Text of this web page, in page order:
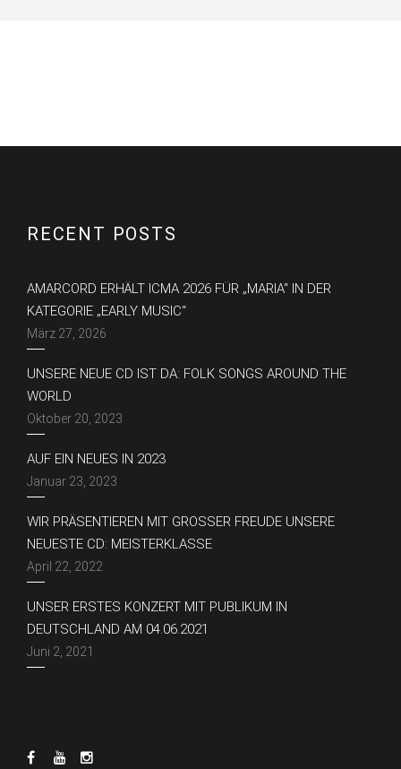
RECENT POSTS
AMARCORD ERHÄLT ICMA 2026 FÜR „MARIA“ IN DER
KATEGORIE „EARLY MUSIC“
März 27, 2026
UNSERE NEUE CD IST DA: FOLK SONGS AROUND THE
WORLD
Oktober 20, 2023
AUF EIN NEUES IN 2023
Januar 23, 2023
WIR PRÄSENTIEREN MIT GROSSER FREUDE UNSERE N
EUESTE CD: MEISTERKLASSE
April 22, 2022
UNSER ERSTES KONZERT MIT PUBLIKUM IN
DEUTSCHLAND AM 04.06.2021
Juni 2, 2021